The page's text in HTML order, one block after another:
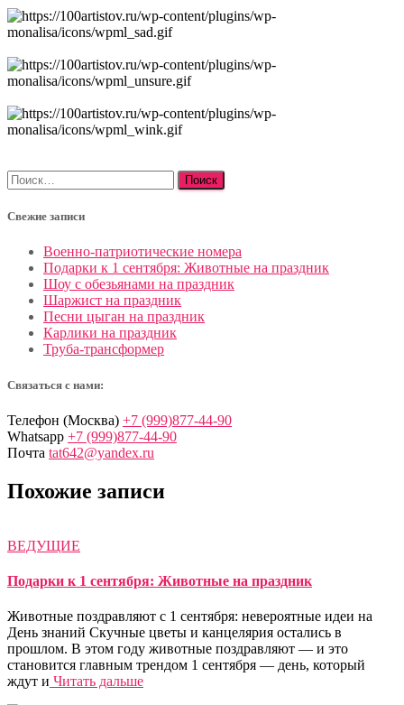
Найти:
Свежие записи
Военно-патриотические номера
Подарки к 1 сентября: Животные на праздник
Шоу с обезьянами на праздник
Шаржист на праздник
Песни цыган на праздник
Карлики на праздник
Труба-трансформер
Связаться с нами:
Телефон (Москва) +7 (999)877-44-90
Whatsapp +7 (999)877-44-90
Почта tat642@yandex.ru
Похожие записи
ВЕДУЩИЕ
Подарки к 1 сентября: Животные на праздник
Животные поздравляют с 1 сентября: невероятные идеи на
День знаний Скучные цветы и канцелярия остались в
прошлом. В этом году животные поздравляют — и это
становится главным трендом 1 сентября — день, который
ждут и Читать дальше